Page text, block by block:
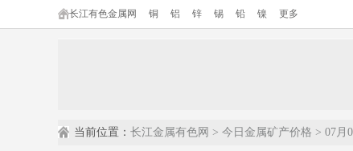
长江有色金属网 铜 铝 锌 锡 铅 镍 更多
当前位置： 长江金属有色网 > 今日金属矿产价格 > 07月